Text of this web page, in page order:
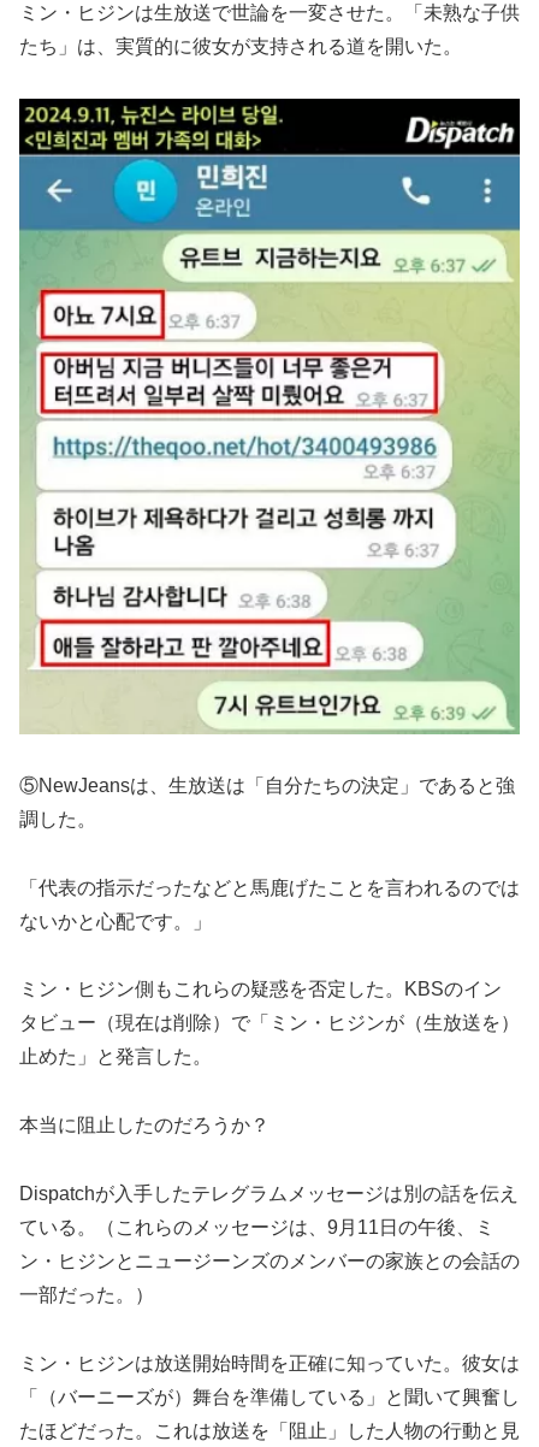
ミン・ヒジンは生放送で世論を一変させた。「未熟な子供
たち」は、実質的に彼女が支持される道を開いた。
⑤NewJeansは、生放送は「自分たちの決定」であると強
調した。
「代表の指示だったなどと馬鹿げたことを言われるのでは
ないかと心配です。」
ミン・ヒジン側もこれらの疑惑を否定した。KBSのイン
タビュー（現在は削除）で「ミン・ヒジンが（生放送を）
止めた」と発言した。
本当に阻止したのだろうか？
Dispatchが入手したテレグラムメッセージは別の話を伝え
ている。（これらのメッセージは、9月11日の午後、ミ
ン・ヒジンとニュージーンズのメンバーの家族との会話の
一部だった。）
ミン・ヒジンは放送開始時間を正確に知っていた。彼女は
「（バーニーズが）舞台を準備している」と聞いて興奮し
たほどだった。これは放送を「阻止」した人物の行動と見